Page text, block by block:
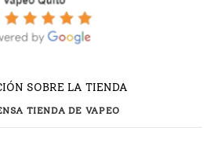
SOBRE LA TIENDA
TIENDA DE VAPEO